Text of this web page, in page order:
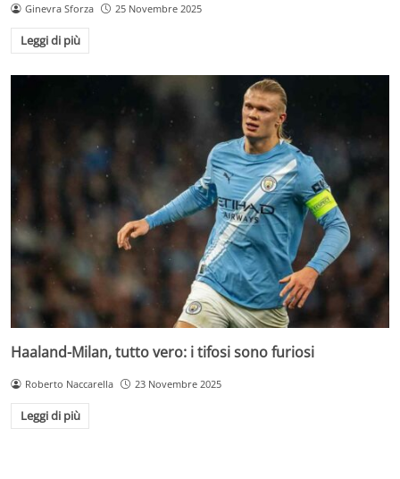
Ginevra Sforza 25 Novembre 2025
Leggi di più
Haaland-Milan, tutto vero: i tifosi sono furiosi
Roberto Naccarella 23 Novembre 2025
Leggi di più